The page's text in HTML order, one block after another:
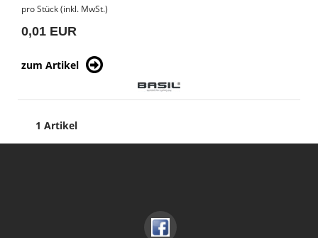
pro Stück (inkl. MwSt.)
0,01 EUR
zum Artikel
1 Artikel